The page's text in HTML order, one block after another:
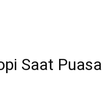
Saat Puasa